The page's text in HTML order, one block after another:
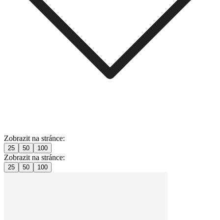
Zobrazit na stránce:
25 50 100
Zobrazit na stránce:
25 50 100